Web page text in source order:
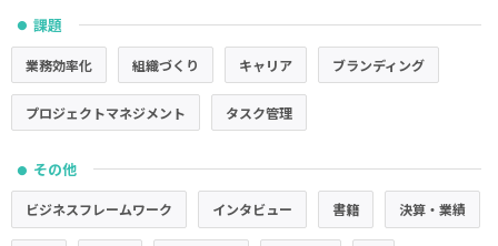
● 課題
業務効率化 組織づくり キャリア ブランディング
プロジェクトマネジメント タスク管理
● その他
ビジネスフレームワーク インタビュー 書籍 決算・業績